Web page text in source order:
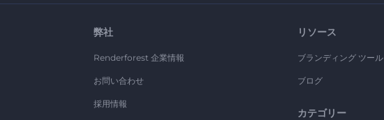
弊社
Renderforest 企業情報
お問い合わせ
採用情報
リソース
ブランディング ツール
ブログ
カテゴリー